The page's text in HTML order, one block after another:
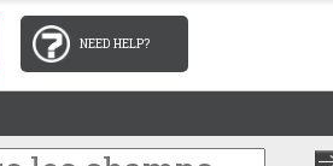
NEED HELP?